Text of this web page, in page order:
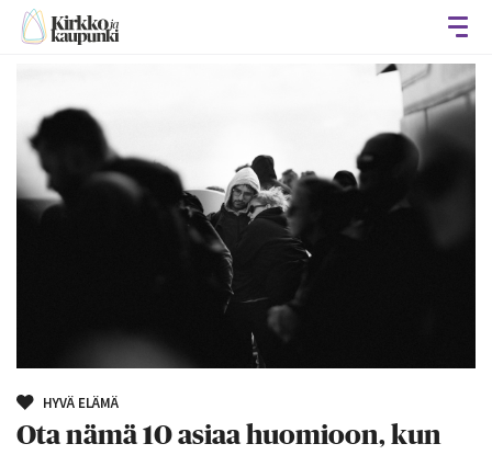
HYVÄ ELÄMÄ
Ota nämä 10 asiaa huomioon, kun